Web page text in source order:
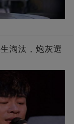
淘汰，炮灰選